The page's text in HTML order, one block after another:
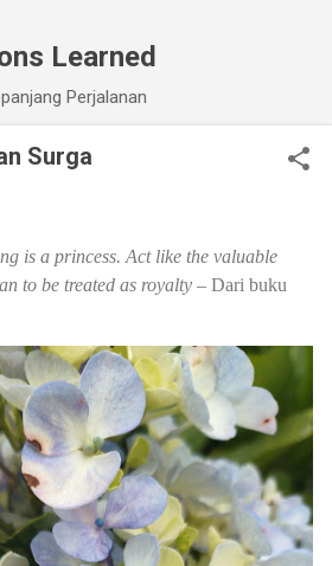
Learned
Perjalanan
Surga
is a princess. Act like the valuable
to be treated as royalty – Dari buku